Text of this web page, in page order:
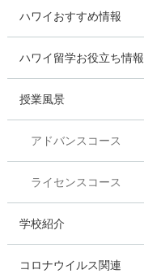
ハワイおすすめ情報
ハワイ留学お役立ち情報
授業風景
アドバンスコース
ライセンスコース
学校紹介
コロナウイルス関連